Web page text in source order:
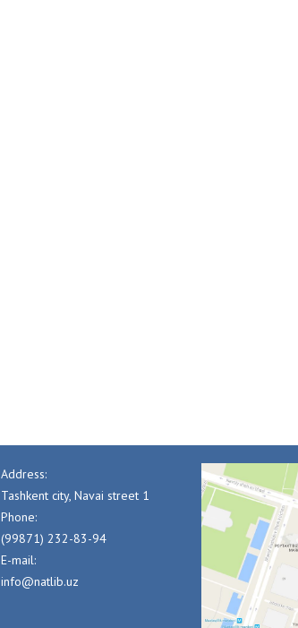
Address:
Tashkent city, Navai street 1
Phone:
(99871) 232-83-94
E-mail:
info@natlib.uz